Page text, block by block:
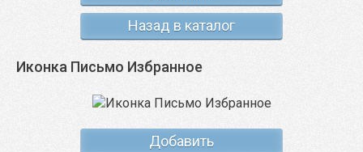
Назад в каталог
Иконка Письмо Избранное
Добавить